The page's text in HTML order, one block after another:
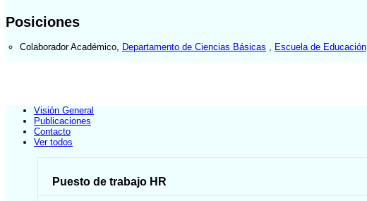
Posiciones
Colaborador Académico Departamento de Ciencias Básicas Escuela de Educación
Visión General
Publicaciones
Contacto
Ver todos
Puesto de trabajo HR